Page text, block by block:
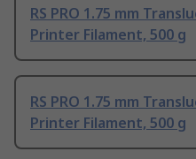
RS PRO 1.75 mm
Printer Filament, 500 g
RS PRO 1.75 mm
Printer Filament, 500 g